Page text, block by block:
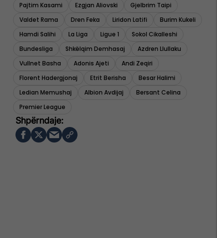
Pajtim Kasami
Ezgjan Aliovski
Gjelbrim Taipi
Valdet Rama
Dren Feka Liridon Latifi
Burim Kukeli
Hamdi Salihi
La Liga Ligue 1
Sokol Cikalleshi
Bundesliga
Shkëlqim Demhasaj
Azdren Llullaku
Vullnet Basha
Adonis Ajeti
Andi Zeqiri
Florent Hadergjonaj
Etrit Berisha
Besar Halimi
Ledian Memushaj
Albion Avdijaj
Bersant Celina
Premier League